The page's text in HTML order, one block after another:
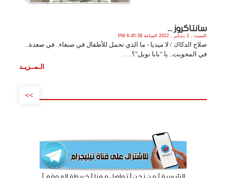
سانتاكروز ...
السبت , 1 يـنـاير , 2022 الساعة 6:45:38 PM
صلاح الدكاك / لا ميديا - ما الذي تحمل للأطفال في صنعاء.. في صعدة..
في المحويت.. يا "بابا نويل"؟.. . .
الـمــزيـد
>>
|
|
|